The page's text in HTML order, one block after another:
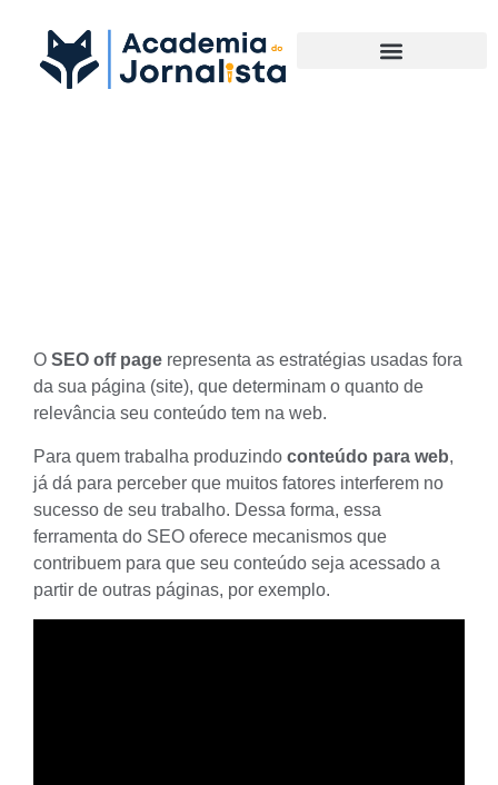
O SEO off page representa as estratégias usadas fora
da sua página (site), que determinam o quanto de
relevância seu conteúdo tem na web.
Para quem trabalha produzindo conteúdo para web,
já dá para perceber que muitos fatores interferem no
sucesso de seu trabalho. Dessa forma, essa
ferramenta do SEO oferece mecanismos que
contribuem para que seu conteúdo seja acessado a
partir de outras páginas, por exemplo.